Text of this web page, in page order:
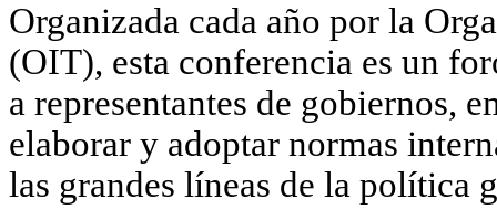
Organizada cada año por la
(OIT), esta conferencia es un
a representantes de gobiernos,
elaborar y adoptar normas
las grandes líneas de la política